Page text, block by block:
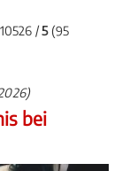
/5(95
bei